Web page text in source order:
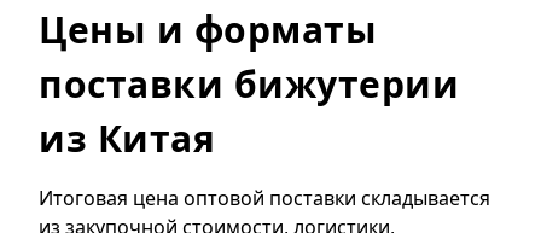
Цены и форматы
поставки бижутерии
из Китая
Итоговая цена оптовой поставки складывается
из закупочной стоимости, логистики,